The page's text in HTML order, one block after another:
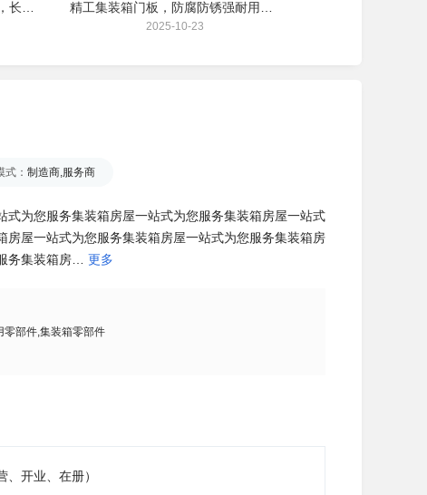
2025-10-23
式： 制造商,服务商
为您服务集装箱房屋一站式为您服务集装箱房屋一站式
屋一站式为您服务集装箱房屋一站式为您服务集装箱房
务集装箱房…
更多
零部件,集装箱零部件
、开业、在册）